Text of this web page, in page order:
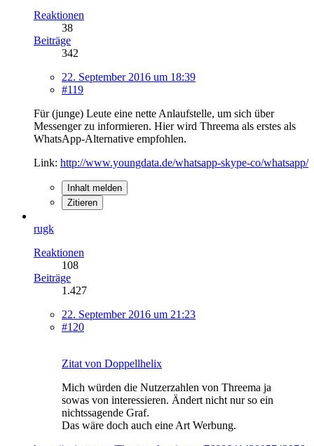
Reaktionen
38
Beiträge
342
22. September 2016 um 18:39
#119
Für (junge) Leute eine nette Anlaufstelle, um sich über
Messenger zu informieren. Hier wird Threema als erstes als
WhatsApp-Alternative empfohlen.
Link: http://www.youngdata.de/whatsapp-skype-co/whatsapp/
Inhalt melden
Zitieren
rugk
Reaktionen
108
Beiträge
1.427
22. September 2016 um 21:23
#120
Zitat von Doppellhelix
Mich würden die Nutzerzahlen von Threema ja
sowas von interessieren. Ändert nicht nur so ein
nichtssagende Graf.
Das wäre doch auch eine Art Werbung.